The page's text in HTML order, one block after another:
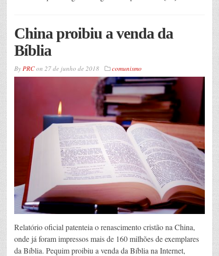
China proibiu a venda da
Bíblia
ByPRCon 27 de junho de 2018 comunismo
Relatório oficial patenteia o renascimento cristão na China,
onde já foram impressos mais de 160 milhões de exemplares
da Bíblia. Pequim proibiu a venda da Bíblia na Internet,